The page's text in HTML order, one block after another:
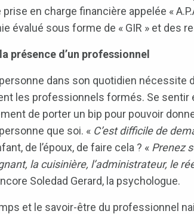
prise en charge financière appelée «
évalué sous forme de « GIR » et
présence d’un professionnel
dans son quotidien
les professionnels formés. Se sentir
de porter un bip pour pouvoir
que soi. « C’est difficile de
de l’époux, de faire cela ? « Prenez
la cuisinière, l’administrateur, le
Soledad Gerard, la psychologue.
et le savoir-être du professionnel